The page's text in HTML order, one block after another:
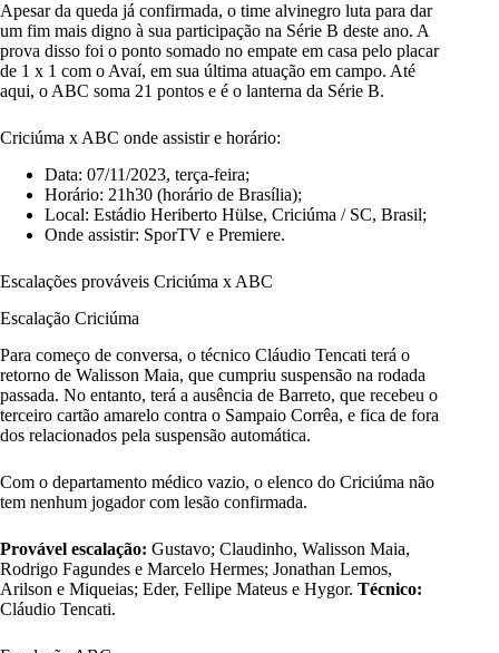
Apesar da queda já confirmada, o time alvinegro luta para dar
um fim mais digno à sua participação na Série B deste ano. A
prova disso foi o ponto somado no empate em casa pelo placar
de 1 x 1 com o Avaí, em sua última atuação em campo. Até
aqui, o ABC soma 21 pontos e é o lanterna da Série B.
Criciúma x ABC onde assistir e horário:
Data: 07/11/2023, terça-feira;
Horário: 21h30 (horário de Brasília);
Local: Estádio Heriberto Hülse, Criciúma / SC, Brasil;
Onde assistir: SporTV e Premiere.
Escalações prováveis Criciúma x ABC
Escalação Criciúma
Para começo de conversa, o técnico Cláudio Tencati terá o
retorno de Walisson Maia, que cumpriu suspensão na rodada
passada. No entanto, terá a ausência de Barreto, que recebeu o
terceiro cartão amarelo contra o Sampaio Corrêa, e fica de fora
dos relacionados pela suspensão automática.
Com o departamento médico vazio, o elenco do Criciúma não
tem nenhum jogador com lesão confirmada.
Provável escalação: Gustavo; Claudinho, Walisson Maia,
Rodrigo Fagundes e Marcelo Hermes; Jonathan Lemos,
Arilson e Miqueias; Eder, Fellipe Mateus e Hygor. Técnico:
Cláudio Tencati.